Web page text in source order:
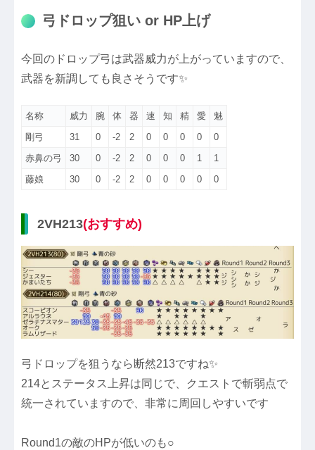
弓ドロップ狙い or HP上げ
今回のドロップ弓は武器威力が上がっていますので、
武器を新調しても良さそうです✨
名称 威力 腕 体 器 速 知 精 愛
魅
剛弓
31 0 -2 2 0 0 0 0
0
赤鼻の弓
30 0 -2 2 0 0 0 1
1
藤娘
30 0 -2 2 0 0 0 0 0
2VH213(おすすめ)
弓ドロップを狙うなら断然213ですね✨
214とステータス上昇は同じで、クエストで斬弱点で
統一されていますので、非常に周回しやすいです
Round1の敵のHPが低いのも○